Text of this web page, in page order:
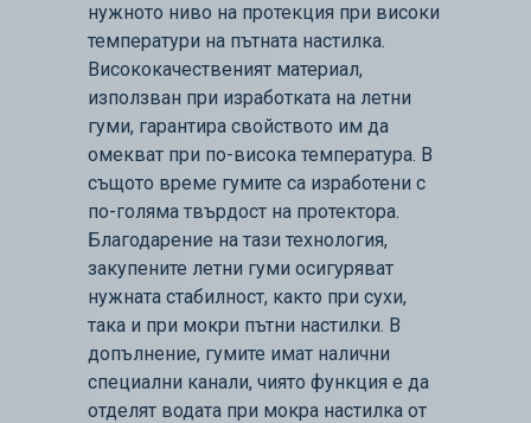
нужното ниво на протекция при високи
температури на пътната настилка.
Висококачественият материал,
използван при изработката на летни
гуми, гарантира свойството им да
омекват при по-висока температура. В
същото време гумите са изработени с
по-голяма твърдост на протектора.
Благодарение на тази технология,
закупените летни гуми осигуряват
нужната стабилност, както при сухи,
така и при мокри пътни настилки. В
допълнение, гумите имат налични
специални канали, чиято функция е да
отделят водата при мокра настилка от